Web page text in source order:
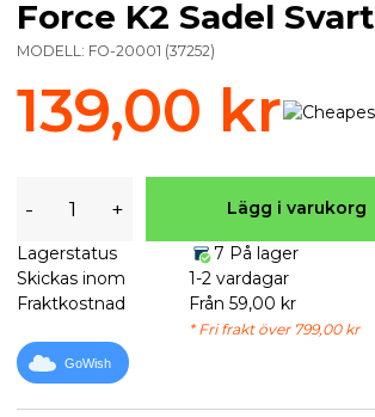
Force K2 Sadel Svart
MODELL: FO-20001 (37252)
139,00 kr
- + Lägg i varukorg
Lagerstatus
7 På lager
Skickas inom
1-2 vardagar
Fraktkostnad
Från 59,00 kr
* Fri frakt över 799,00 kr
GoWish